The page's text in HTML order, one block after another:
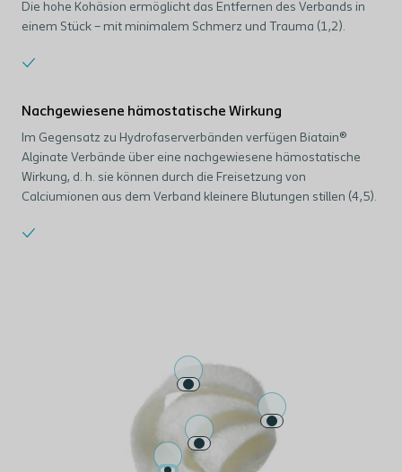
Die hohe Kohäsion ermöglicht das Entfernen des Verbands in
einem Stück – mit minimalem Schmerz und Trauma (1,2).
Nachgewiesene hämostatische Wirkung
Im Gegensatz zu Hydrofaserverbänden verfügen Biatain®
Alginate Verbände über eine nachgewiesene hämostatische
Wirkung, d. h. sie können durch die Freisetzung von
Calciumionen aus dem Verband kleinere Blutungen stillen (4,5).